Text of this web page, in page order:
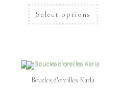
Select options
Boucles d’oreilles Karla